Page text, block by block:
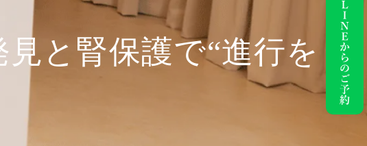
と腎保護で“進行を